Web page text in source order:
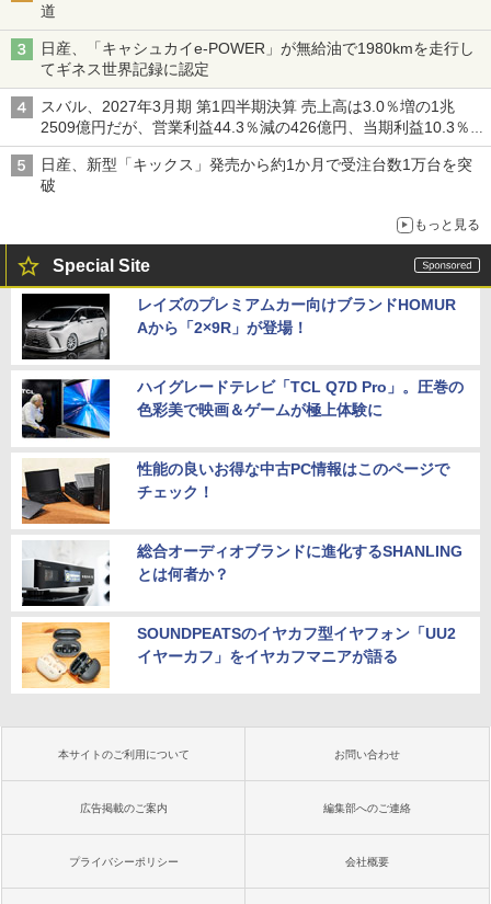
道
日産、「キャシュカイe-POWER」が無給油で1980kmを走行し
てギネス世界記録に認定
スバル、2027年3月期 第1四半期決算 売上高は3.0％増の1兆
2509億円だが、営業利益44.3％減の426億円、当期利益10.3％減
の492億円で増収減益
日産、新型「キックス」発売から約1か月で受注台数1万台を突
破
もっと見る
Special Site
レイズのプレミアムカー向けブランドHOMUR
Aから「2×9R」が登場！
ハイグレードテレビ「TCL Q7D Pro」。圧巻の
色彩美で映画＆ゲームが極上体験に
性能の良いお得な中古PC情報はこのページで
チェック！
総合オーディオブランドに進化するSHANLING
とは何者か？
SOUNDPEATSのイヤカフ型イヤフォン「UU2
イヤーカフ」をイヤカフマニアが語る
本サイトのご利用について お問い合わせ
広告掲載のご案内 編集部へのご連絡
プライバシーポリシー 会社概要